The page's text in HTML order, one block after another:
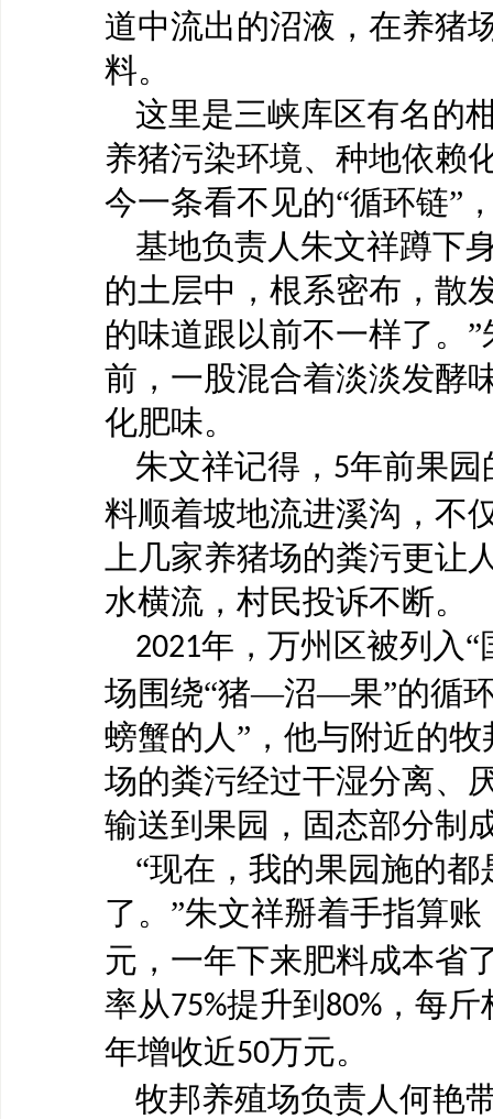
道中流出的沼液，在养猪
料。
这里是三峡库区有名的
养猪污染环境、种地依赖
今一条看不见的“循环链”
基地负责人朱文祥蹲下
的土层中，根系密布，散
的味道跟以前不一样了。
前，一股混合着淡淡发酵
化肥味。
朱文祥记得， 5年前果园
料顺着坡地流进溪沟，不
上几家养猪场的粪污更让
水横流，村民投诉不断。
2021年，万州区被列入
场围绕“猪—沼—果”的循
螃蟹的人”，他与附近的
场的粪污经过干湿分离、
输送到果园，固态部分制
“现在，我的果园施的
了。”朱文祥掰着手指算
元，一年下来肥料成本省
率从75%提升到 80% ，每
年增收近50万元。
牧邦养殖场负责人何艳